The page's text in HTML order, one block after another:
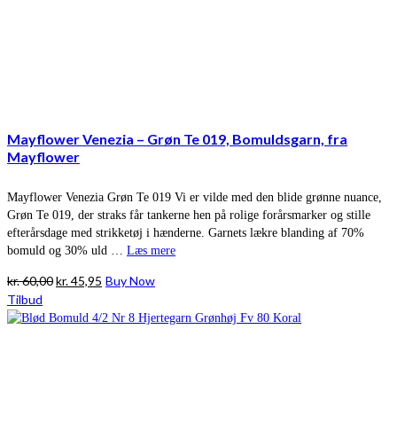
Mayflower Venezia – Grøn Te 019, Bomuldsgarn, fra
Mayflower
Mayflower Venezia Grøn Te 019 Vi er vilde med den blide grønne nuance,
Grøn Te 019, der straks får tankerne hen på rolige forårsmarker og stille
efterårsdage med strikketøj i hænderne. Garnets lækre blanding af 70%
bomuld og 30% uld … Læs mere
kr.60,00Den
pris
kr.45,95 Den
pris
Buy Now
Tilbud